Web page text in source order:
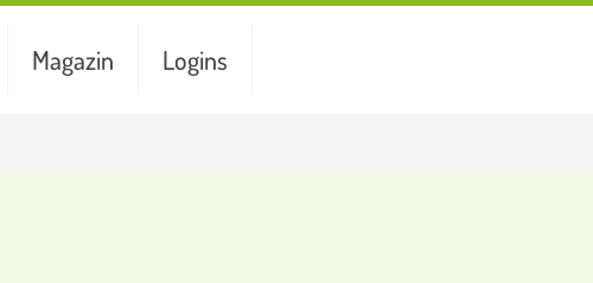
Magazin Logins